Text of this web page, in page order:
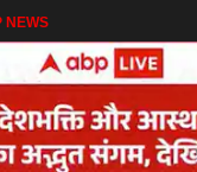
NEWS